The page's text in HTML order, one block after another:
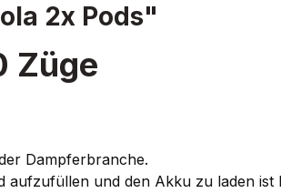
2x Pods"
Züge
Dampferbranche.
aufzufüllen und den Akku zu laden ist